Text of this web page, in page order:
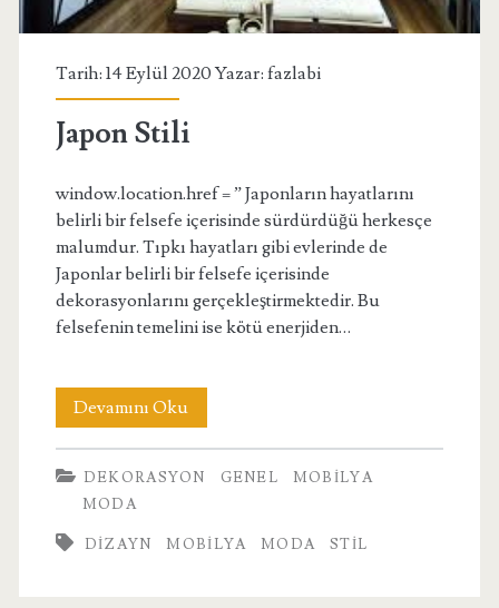
Tarih: 14 Eylül 2020 Yazar: fazlabi
Japon Stili
window.location.href = ” Japonların hayatlarını
belirli bir felsefe içerisinde sürdürdüğü herkesçe
malumdur. Tıpkı hayatları gibi evlerinde de
Japonlar belirli bir felsefe içerisinde
dekorasyonlarını gerçekleştirmektedir. Bu
felsefenin temelini ise kötü enerjiden…
Devamını OkuJapon
Stili
DEKORASYON GENEL
MOBILYA
MODA
DIZAYN MOBILYA MODA STIL